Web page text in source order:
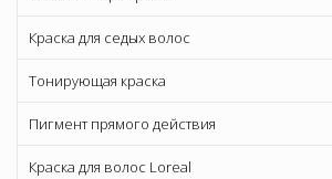
Краска для седых волос
Тонирующая краска
Пигмент прямого действия
Краска для волос Loreal